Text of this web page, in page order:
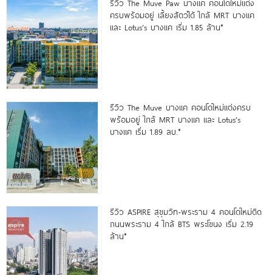
รีวิว The Muve Paw บางแค คอนโดใหม่แต่ง
ครบพร้อมอยู่ เลี้ยงสัตว์ได้ ใกล้ MRT บางแค
และ Lotus’s บางแค เริ่ม 1.85 ล้าน*
รีวิว The Muve บางแค คอนโดใหม่แต่งครบ
พร้อมอยู่ ใกล้ MRT บางแค และ Lotus’s
บางแค เริ่ม 1.89 ลบ.*
รีวิว ASPIRE สุขุมวิท-พระราม 4 คอนโดใหม่ติด
ถนนพระราม 4 ใกล้ BTS พระโขนง เริ่ม 2.19
ล้าน*